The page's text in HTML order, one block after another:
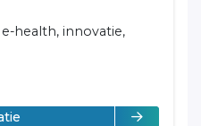
health, innovatie,
over Aart-Jan Dingemanse